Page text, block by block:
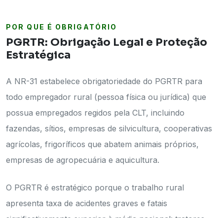
POR QUE É OBRIGATÓRIO
PGRTR: Obrigação Legal e Proteção
Estratégica
A NR-31 estabelece obrigatoriedade do PGRTR para
todo empregador rural (pessoa física ou jurídica) que
possua empregados regidos pela CLT, incluindo
fazendas, sítios, empresas de silvicultura, cooperativas
agrícolas, frigoríficos que abatem animais próprios,
empresas de agropecuária e aquicultura.
O PGRTR é estratégico porque o trabalho rural
apresenta taxa de acidentes graves e fatais